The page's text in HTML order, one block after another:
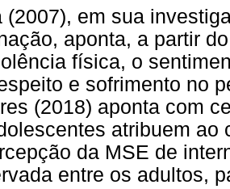
(2007), em sua
aponta, a partir
física, o
e sofrimento no
(2018) aponta com
atribuem ao
da MSE de
entre os adultos,